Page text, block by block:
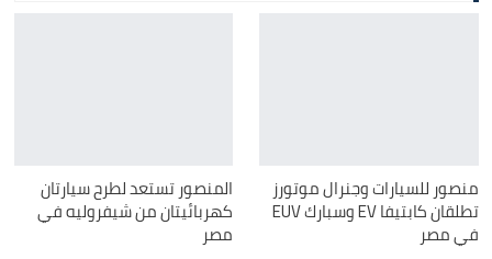
منصور للسيارات وجنرال موتورز
تطلقان كابتيفا EV وسبارك EUV
في مصر
المنصور تستعد لطرح سيارتان
كهربائيتان من شيفروليه في
مصر